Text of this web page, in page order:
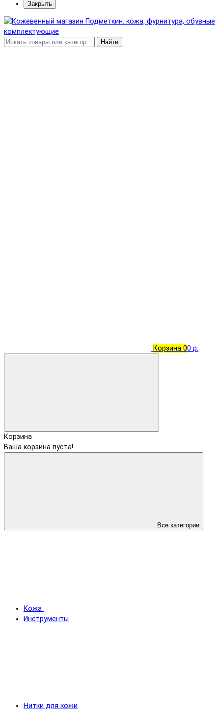
Закрыть
Найти
Корзина 00 р.
Корзина
Ваша корзина пуста!
Все категории
Кожа
Инструменты
Нитки для кожи